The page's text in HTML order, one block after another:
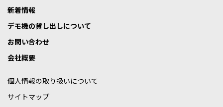
新着情報
デモ機の貸し出しについて
お問い合わせ
会社概要
個人情報の取り扱いについて
サイトマップ